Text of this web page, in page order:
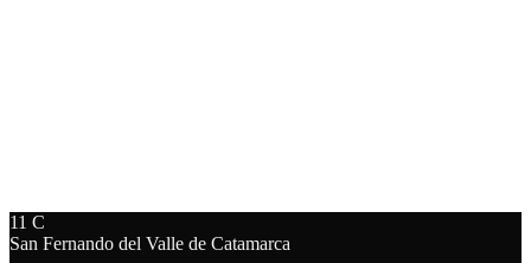
11 C
San Fernando del Valle de Catamarca